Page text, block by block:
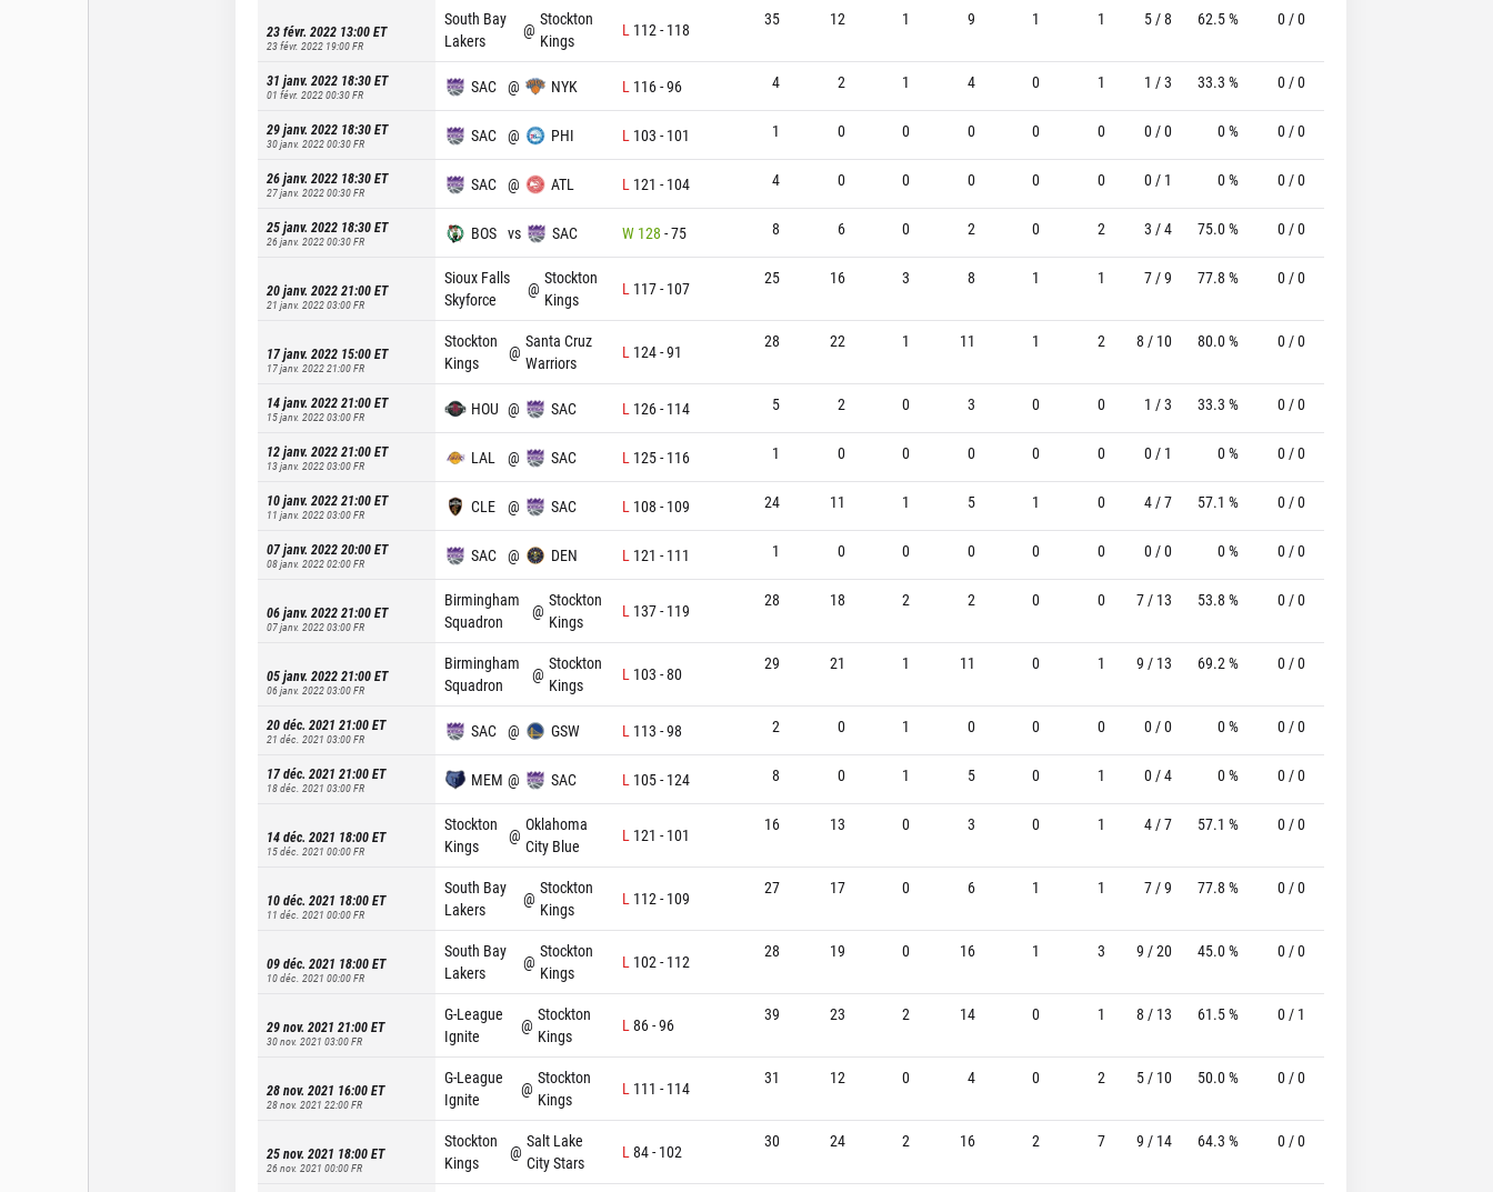
23 févr. 2022 13:00ET
23 févr. 2022 19:00FR
South Bay
Lakers
@
Stockton
Kings
L 112- 118
35 12 1 9 1 1 5 / 8 62.5 % 0 / 0
31 janv. 2022 18:30ET
01 févr. 2022 00:30FR SAC @ NYK L 116-96 4 2 1 4 0 1 1 / 3 33.3 % 0 / 0
29 janv. 2022 18:30ET
30 janv. 2022 00:30FR SAC @ PHI L 103 - 101 1 0 0 0 0 0 0 / 0 0 % 0 / 0
26 janv. 2022 18:30ET
27 janv. 2022 00:30FR SAC @ ATL L 121 - 104 4 0 0 0 0 0 0 / 1 0 % 0 / 0
25 janv. 2022 18:30ET
26 janv. 2022 00:30FR BOS vs SAC W 128 -75 8 6 0 2 0 2 3 / 4 75.0 % 0 / 0
20 janv. 2022 21:00ET
21 janv. 2022 03:00FR
Sioux Falls
Skyforce
@
Stockton
Kings
L 117- 107
25 16 3 8 1 1 7 / 9 77.8 % 0 / 0
17 janv. 2022 15:00ET
17 janv. 2022 21:00FR
Stockton
Kings
@
Santa Cruz
Warriors
L 124-91
28 22 1 11 1 2 8 / 10 80.0 % 0 / 0
14 janv. 2022 21:00ET
15 janv. 2022 03:00FR HOU @ SAC L 126- 114 5 2 0 3 0 0 1 / 3 33.3 % 0 / 0
12 janv. 2022 21:00ET
13 janv. 2022 03:00FR LAL @ SAC L 125- 116 1 0 0 0 0 0 0 / 1 0 % 0 / 0
10 janv. 2022 21:00ET
11 janv. 2022 03:00FR CLE @ SAC L 108 - 109 24 11 1 5 1 0 4 / 7 57.1 % 0 / 0
07 janv. 2022 20:00ET
08 janv. 2022 02:00FR SAC @ DEN L 121 - 111 1 0 0 0 0 0 0 / 0 0 % 0 / 0
06 janv. 2022 21:00ET
07 janv. 2022 03:00FR
Birmingham
Squadron
@
Stockton
Kings
L 137- 119
28 18 2 2 0 0 7 / 13 53.8 % 0 / 0
05 janv. 2022 21:00ET
06 janv. 2022 03:00FR
Birmingham
Squadron
@
Stockton
Kings
L 103 -80
29 21 1 11 0 1 9 / 13 69.2 % 0 / 0
20 déc. 2021 21:00ET
21 déc. 2021 03:00FR SAC @ GSW L 113 -98 2 0 1 0 0 0 0 / 0 0 % 0 / 0
17 déc. 2021 21:00ET
18 déc. 2021 03:00FR MEM @ SAC L 105- 124 8 0 1 5 0 1 0 / 4 0 % 0 / 0
14 déc. 2021 18:00ET
15 déc. 2021 00:00FR
Stockton
Kings
@
Oklahoma
City Blue
L 121 - 101
16 13 0 3 0 1 4 / 7 57.1 % 0 / 0
10 déc. 2021 18:00ET
11 déc. 2021 00:00FR
South Bay
Lakers
@
Stockton
Kings
L 112- 109
27 17 0 6 1 1 7 / 9 77.8 % 0 / 0
09 déc. 2021 18:00ET
10 déc. 2021 00:00FR
South Bay
Lakers
@
Stockton
Kings
L 102- 112
28 19 0 16 1 3 9 / 20 45.0 % 0 / 0
29 nov. 2021 21:00ET
30 nov. 2021 03:00FR
G-League
Ignite
@
Stockton
Kings
L86-96
39 23 2 14 0 1 8 / 13 61.5 % 0 / 1
28 nov. 2021 16:00ET
28 nov. 2021 22:00FR
G-League
Ignite
@
Stockton
Kings
L 111 - 114
31 12 0 4 0 2 5 / 10 50.0 % 0 / 0
25 nov. 2021 18:00ET
26 nov. 2021 00:00FR
Stockton
Kings
@
Salt Lake
City Stars
L84- 102
30 24 2 16 2 7 9 / 14 64.3 % 0 / 0